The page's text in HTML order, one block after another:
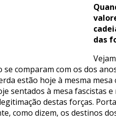
das
comparam com os dos
estão hoje à mesma
sentados à mesa fascistas
destas forças.
como dizem, os destinos